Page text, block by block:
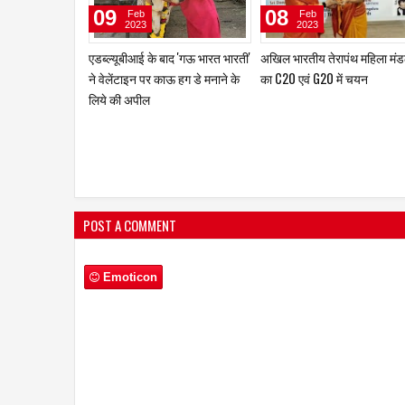
मकर संक्रांति के दिन साहित्यकार
पवन तिवारी का सम्मान एवं काव्य संध्या
16
Jan
2023
डॉ. संतोष सावंत को मिला
पुरस्कार
06
Jan
2023
Emoticon